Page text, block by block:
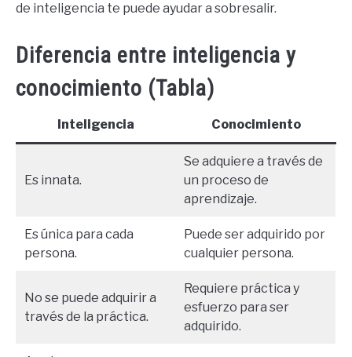
de inteligencia te puede ayudar a sobresalir.
Diferencia entre inteligencia y
conocimiento (Tabla)
Inteligencia Conocimiento
Es innata.
Se adquiere a través de
un proceso de
aprendizaje.
Es única para cada
persona.
Puede ser adquirido por
cualquier persona.
No se puede adquirir a
través de la práctica.
Requiere práctica y
esfuerzo para ser
adquirido.